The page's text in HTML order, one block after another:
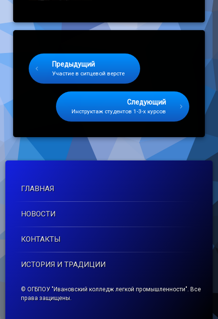
Предыдущий
Участие в ситцевой версте
Следующий
Инструктаж студентов 1-3-х курсов
ГЛАВНАЯ
НОВОСТИ
КОНТАКТЫ
ИСТОРИЯ И ТРАДИЦИИ
© ОГБПОУ "Ивановский колледж легкой промышленности". Все
права защищены.